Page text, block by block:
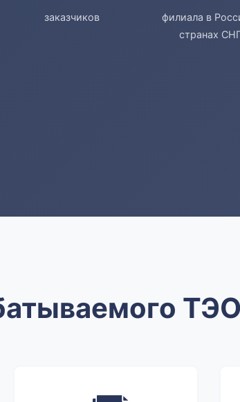
заказчиков
филиала в
странах